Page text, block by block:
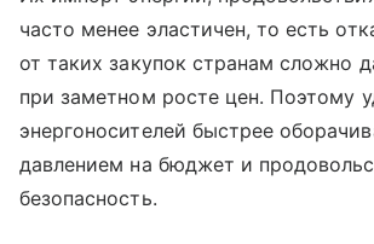
часто менее эластичен, то есть
от таких закупок странам сложно
при заметном росте цен. Поэтому
энергоносителей быстрее
давлением на бюджет и
безопасность.